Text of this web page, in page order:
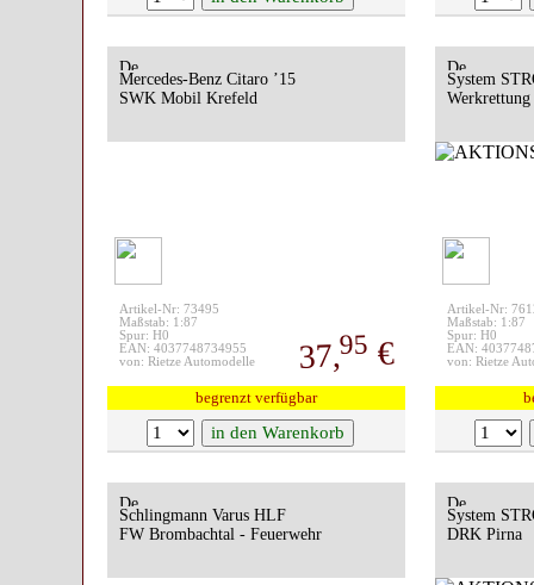
Mercedes-Benz Citaro ’15
SWK Mobil Krefeld
Artikel-Nr: 73495
Maßstab: 1:87
Spur: H0
EAN: 4037748734955
von: Rietze Automodelle
37,95 €
begrenzt verfügbar
System
Artikel-Nr:
Maßstab: 1:87
Spur: H0
EAN:
von: Rietze
Schlingmann Varus HLF
FW Brombachtal - Feuerwehr
System
DRK Pirna